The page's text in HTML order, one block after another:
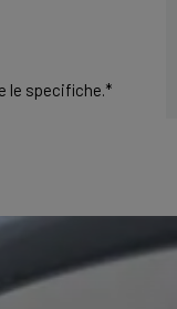
le specifiche.*